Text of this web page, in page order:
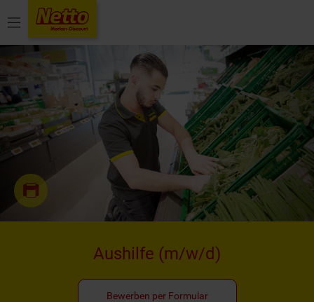
Menü
Aushilfe (m/w/d)
Bewerben per Formular